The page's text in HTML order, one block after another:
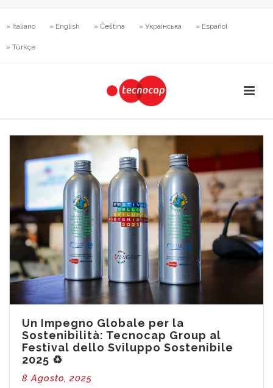
» Italiano » English » Čeština » Українська » Español
» Türkçe
Un Impegno Globale per la
Sostenibilità: Tecnocap Group al
Festival dello Sviluppo Sostenibile
2025 ♻️
8 Agosto, 2025